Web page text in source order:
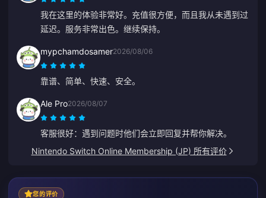
我在这里的体验非常好。充值很方便，而且我从未遇到过
延迟。服务非常出色。继续保持。
mypchamdosamer2026/08/06
靠谱、简单、快速、安全。
Ale Pro2026/08/07
客服很好：遇到问题时他们会立即回复并帮你解决。
Nintendo Switch Online Membership (JP) 所有评价
您的评价